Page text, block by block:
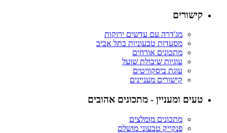
קישורים
מג'דרה עם עדשים ירוקות
מסעדות טבעוניות בתל אביב
מתכונים אורחים
עוגיות שיבולת שועל
עוגת ביסקוויטים
קישורים מעניינים
טעים ומעניין - מתכונים אהובים
מתכונים מומלצים
פנקייק טבעוני מושלם